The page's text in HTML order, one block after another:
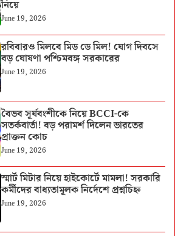
নিয়ে
June 19, 2026
রবিবারও মিলবে মিড ডে মিল! যোগ দিবসে
বড় ঘোষণা পশ্চিমবঙ্গ সরকারের
June 19, 2026
বৈভব সূর্যবংশীকে নিয়ে BCCI-কে
সতর্কবার্তা! বড় পরামর্শ দিলেন ভারতের
প্রাক্তন কোচ
June 19, 2026
স্মার্ট মিটার নিয়ে হাইকোর্টে মামলা! সরকারি
কর্মীদের বাধ্যতামূলক নির্দেশে প্রশ্নচিহ্ন
June 19, 2026